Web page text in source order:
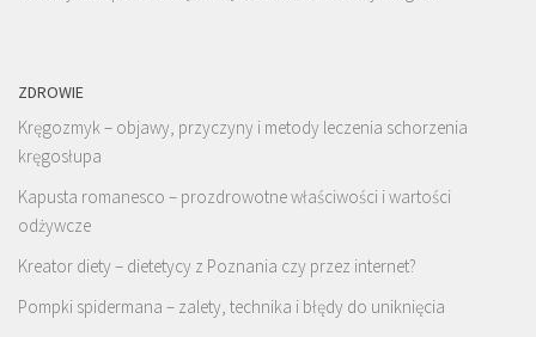
ZDROWIE
Kręgozmyk – objawy, przyczyny i metody leczenia schorzenia
kręgosłupa
Kapusta romanesco – prozdrowotne właściwości i wartości
odżywcze
Kreator diety – dietetycy z Poznania czy przez internet?
Pompki spidermana – zalety, technika i błędy do uniknięcia